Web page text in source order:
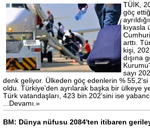
TÜİK,
göç
kıyasla
arttı.
kişi,
dışına
sayı
denk geliyor. Ülkeden göç edenlerin %
oldu. Türkiye'den ayrılarak başka bir ülkeye
Türk vatandaşları, 423 bin 202'sini ise
...Devamı.»
BM: Dünya nüfusu 2084'ten itibaren